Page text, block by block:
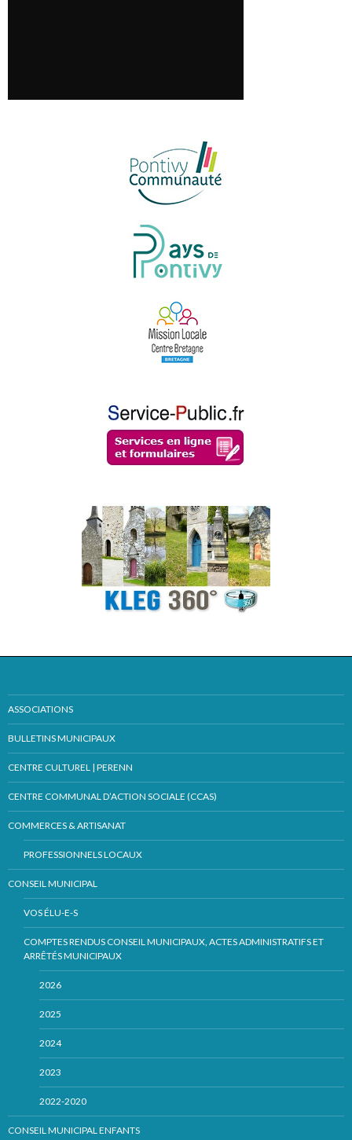
ASSOCIATIONS
BULLETINS MUNICIPAUX
CENTRE CULTUREL | PERENN
CENTRE COMMUNAL D’ACTION SOCIALE (CCAS)
COMMERCES & ARTISANAT
PROFESSIONNELS LOCAUX
CONSEIL MUNICIPAL
VOS ÉLU-E-S
COMPTES RENDUS CONSEIL MUNICIPAUX, ACTES ADMINISTRATIFS ET
ARRÊTÉS MUNICIPAUX
2026
2025
2024
2023
2022-2020
CONSEIL MUNICIPAL ENFANTS